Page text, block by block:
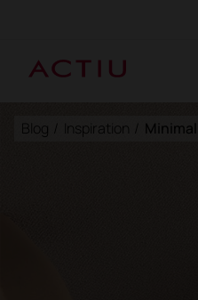
Blog / Inspiration /